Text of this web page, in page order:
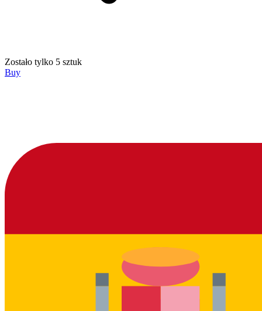
Zostało tylko 5 sztuk
Buy